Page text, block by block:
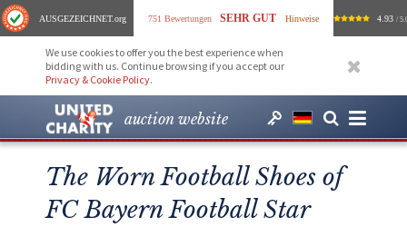
AUSGEZEICHNET.org 751 Bewertungen SEHR GUT Hinweise 4.93 /
We use cookies to offer you the best experience when
bidding with us. Continue browsing if you accept our
Privacy & Cookie Policy.
auction website
The Worn Football Shoes of
FC Bayern Football Star